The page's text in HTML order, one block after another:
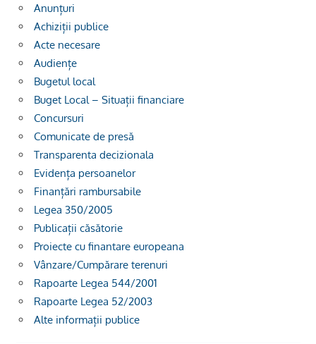
Anunțuri
Achiziții publice
Acte necesare
Audiențe
Bugetul local
Buget Local – Situații financiare
Concursuri
Comunicate de presă
Transparenta decizionala
Evidența persoanelor
Finanțări rambursabile
Legea 350/2005
Publicații căsătorie
Proiecte cu finantare europeana
Vânzare/Cumpărare terenuri
Rapoarte Legea 544/2001
Rapoarte Legea 52/2003
Alte informații publice